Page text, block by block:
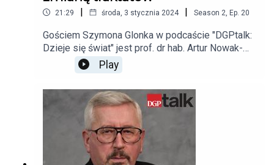
21:29 | środa, 3 stycznia 2024 | Season 2 Ep. 20
Gościem Szymona Glonka w podcaście "DGPtalk:
Dzieje się świat" jest prof. dr hab. Artur Nowak-
Far, Szkoła Główna Handlowa w Warszawie.
Play